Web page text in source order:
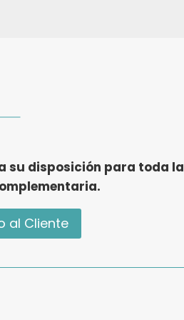
su disposición para toda la
al Cliente